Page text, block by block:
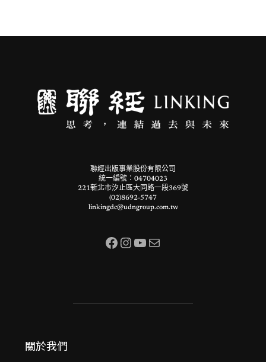
聯經出版事業股份有限公司
統一編號：04704023
221新北市汐止區大同路一段369號
(02)8692-5747
linkingdc@udngroup.com.tw
Facebook InstagramYouTube 電子郵件
關於我們